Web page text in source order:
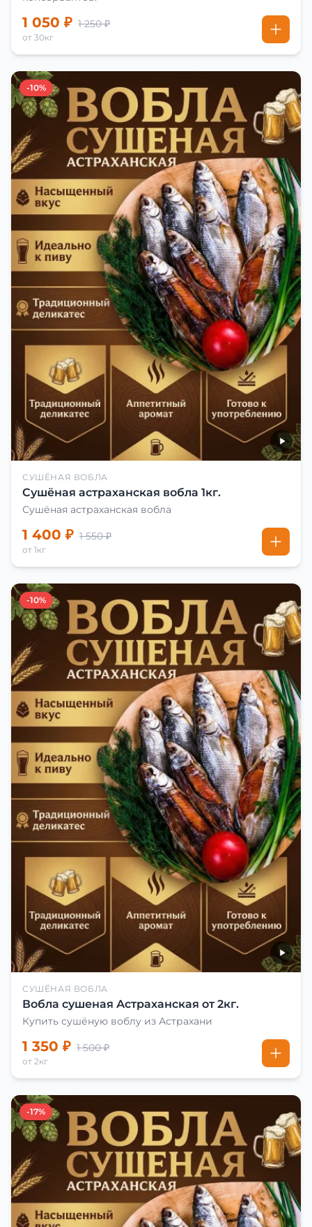
1 050 ₽ 1 250 ₽
от 30кг
-10%
СУШЁНАЯ ВОБЛА
Сушёная астраханская вобла 1кг.
Сушёная астраханская вобла
1 400 ₽ 1 550 ₽
от 1кг
-10%
СУШЁНАЯ ВОБЛА
Вобла сушеная Астраханская от 2кг.
Купить сушёную воблу из Астрахани
1 350 ₽ 1 500 ₽
от 2кг
-17%